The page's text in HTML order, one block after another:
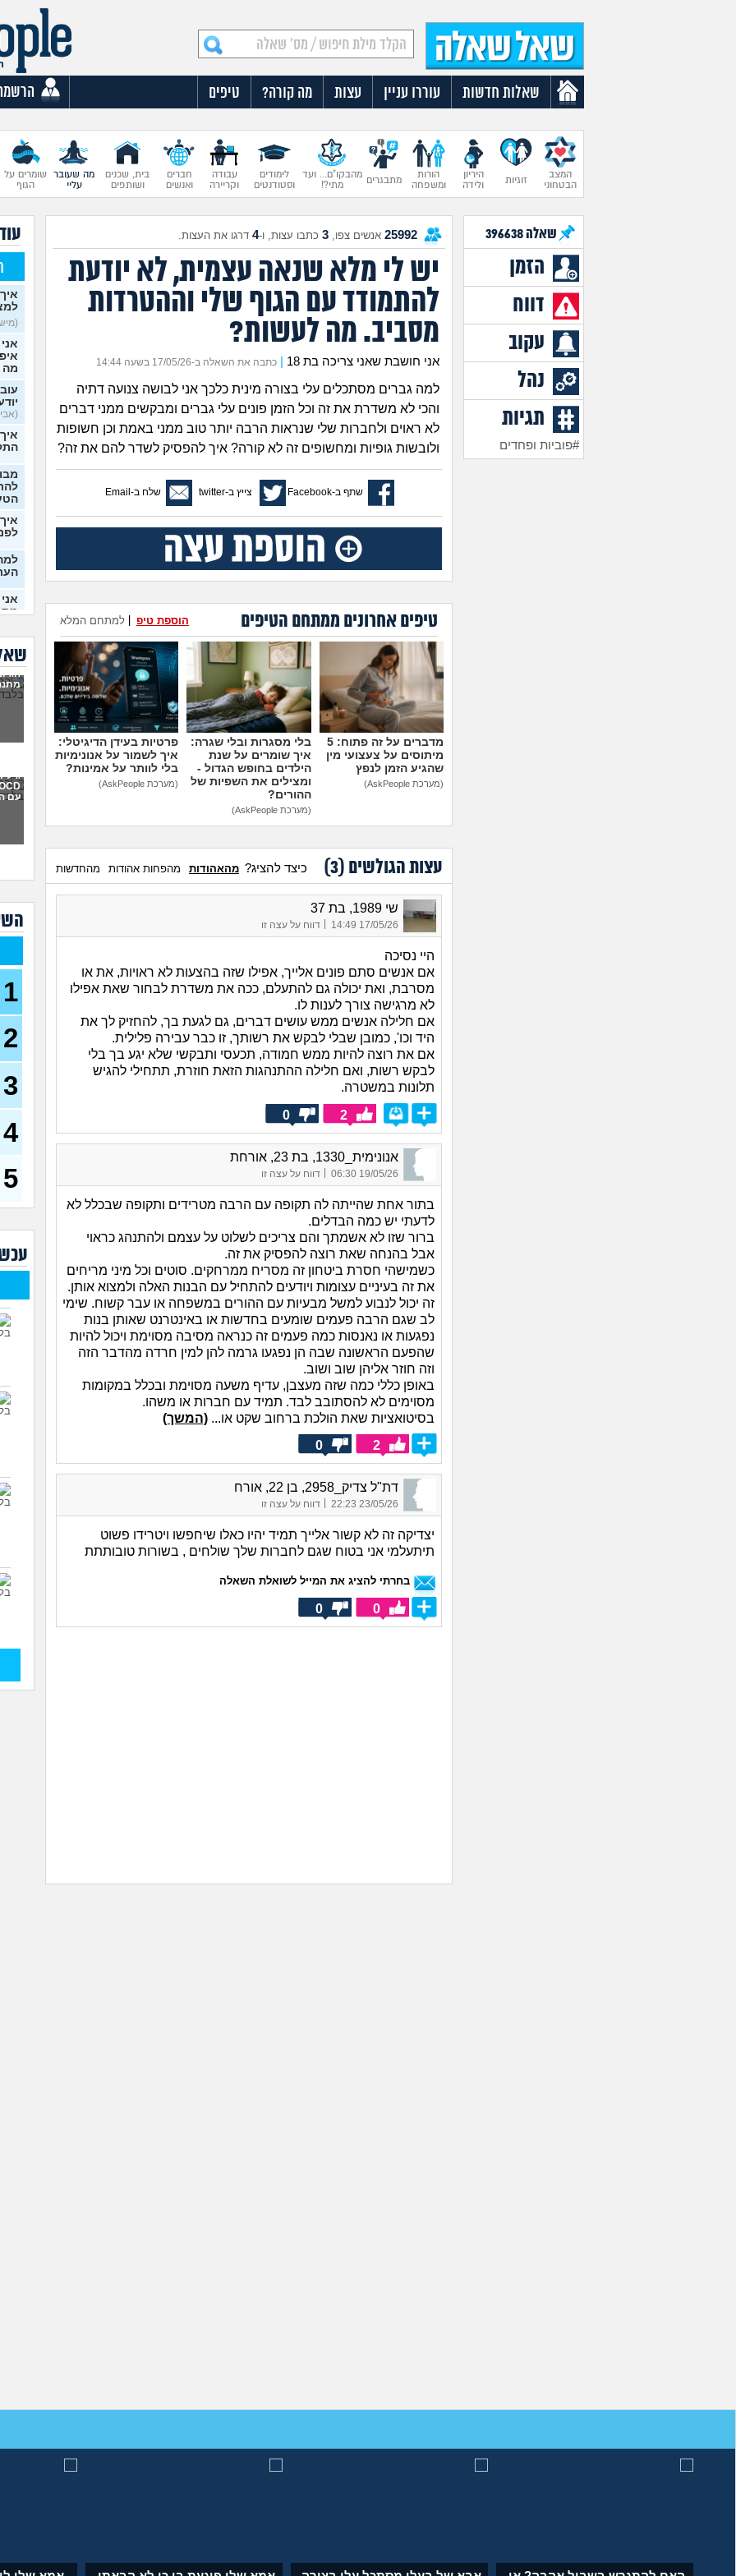
שאלות חדשות עוררו עניין עצות מה קורה? טיפים
המצב
הבטחוני
זוגיות
היריון
ולידה
הורות
ומשפחה
מתבגרים
מהבקו"ם... ועד
מתי?!
לימודים
וסטודנטים
עבודה
וקריירה
חברים
ואנשים
בית, שכנים
ושותפים
מה שעובר
עליי
שומרים על
הגוף
שאלה396638
הזמן
דווח
עקוב
נהל
תגיות
#פוביות ופחדים
25992 אנשים צפו, 3 כתבו עצות, ו-4 דרגו את העצות.
יש לי מלא שנאה עצמית, לא יודעת
להתמודד עם הגוף שלי וההטרדות
מסביב. מה לעשות?
אני חושבת שאני צריכה בת 18 כתבה את השאלה ב-17/05/26 בשעה 14:44
למה גברים מסתכלים עלי בצורה מינית כלכך אני לבושה צנועה דתיה
והכי לא משדרת את זה וכל הזמן פונים עלי גברים ומבקשים ממני דברים
לא ראוים ולחברות שלי שנראות הרבה יותר טוב ממני באמת וכן חשופות
ולובשות גופיות ומחשופים זה לא קורה? איך להפסיק לשדר להם את זה?
שתף ב-Facebook צייץ ב-twitter שלח ב-Email
טיפים אחרונים ממתחם הטיפים למתחם המלא הוספת טיפ
מדברים על זה פתוח: 5
מיתוסים על צעצועי מין
שהגיע הזמן לנפץ
(מערכת AskPeople)
בלי מסגרות ובלי שגרה:
איך שומרים על שנת
הילדים בחופש הגדול -
ומצילים את השפיות של
ההורים?
(מערכת AskPeople)
פרטיות בעידן הדיגיטלי:
איך לשמור על אנונימיות
בלי לוותר על אמינות?
(מערכת AskPeople)
עצות הגולשים (3
) כיצד להציג? מהאהודות מהפחות אהודות מהחדשות
שי 1989, בת 37
17/05/26 14:49 דווח על עצה זו
היי נסיכה
אם אנשים סתם פונים אלייך, אפילו שזה בהצעות לא ראויות, את או
מסרבת, ואת יכולה גם להתעלם, ככה את משדרת לבחור שאת אפילו
לא מרגישה צורך לענות לו.
אם חלילה אנשים ממש עושים דברים, גם לגעת בך, להחזיק לך את
היד וכו', כמובן שבלי לבקש את רשותך, זו כבר עבירה פלילית.
אם את רוצה להיות ממש חמודה, תכעסי ותבקשי שלא יגע בך בלי
לבקש רשות, ואם חלילה ההתנהגות הזאת חוזרת, תתחילי להגיש
תלונות במשטרה.
2
0
אנונימית_1330, בת 23, אורחת
19/05/26 06:30
| דווח על עצה זו
בתור אחת שהייתה לה תקופה עם הרבה מטרידים ותקופה שבכלל לא
לדעתי יש כמה הבדלים.
ברור שזו לא אשמתך והם צריכים לשלוט על עצמם ולהתנהג כראוי
אבל בהנחה שאת רוצה להפסיק את זה.
כשמישהי חסרת ביטחון זה מסריח ממרחקים. סוטים וכל מיני מריחים
את זה בעיניים עצומות ויודעים להתחיל עם הבנות האלה ולמצוא אותן.
זה יכול לנבוע למשל מבעיות עם ההורים במשפחה או עבר קשוח. שימי
לב שגם הרבה פעמים שומעים בחדשות או באינטרנט שאותן בנות
נפגעות או נאנסות כמה פעמים זה כנראה מסיבה מסוימת ויכול להיות
שהפעם הראשונה שבה הן נפגעו גרמה להן למין חרדה מהדבר הזה
וזה חוזר אליהן שוב ושוב.
באופן כללי כמה שזה מעצבן, עדיף משעה מסוימת ובכלל במקומות
מסוימים לא להסתובב לבד. תמיד עם חברות או משהו.
בסיטואציות שאת הולכת ברחוב שקט או... (המשך)
2
0
דת"ל צדיק_2958, בן 22, אורח
23/05/26 22:23 דווח על עצה זו
יצדיקה זה לא קשור אלייך תמיד יהיו כאלו שיחפשו ויטרידו פשוט
תיתעלמי אני בטוח שגם לחברות שלך שולחים , בשורות טובותתת
בחרתי להציג את המייל לשואלת השאלה
0
0
מה
(אבי99, בן 22)
מה
בת 23)
30)
עם
עם
1
2
3
4
5